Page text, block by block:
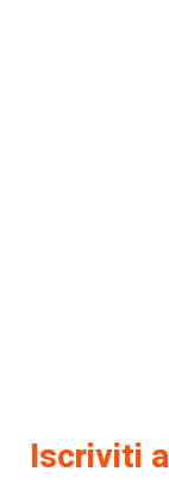
Iscriviti